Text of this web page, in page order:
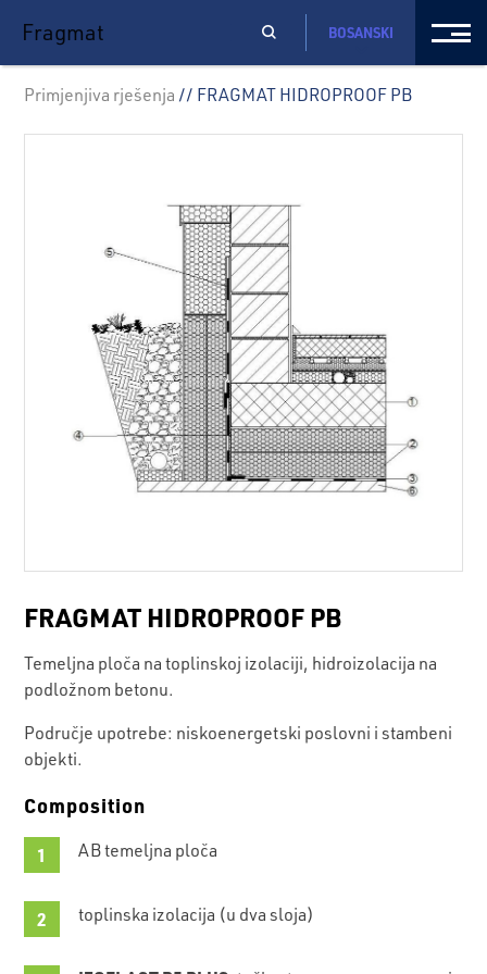
Fragmat BOSANSKI
Primjenjiva rješenja // FRAGMAT HIDROPROOF PB
FRAGMAT HIDROPROOF PB
Temeljna ploča na toplinskoj izolaciji, hidroizolacija na
podložnom betonu.
Područje upotrebe: niskoenergetski poslovni i stambeni
objekti.
Composition
AB temeljna ploča
toplinska izolacija (u dva sloja)